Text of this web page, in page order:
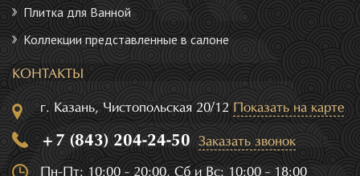
Плитка для Ванной
Коллекции представленные в салоне
КОНТАКТЫ
г. Казань, Чистопольская 20/12 Показать на карте
+7 (843) 204-24-50 Заказать звонок
Пн-Пт: 10:00 - 20:00, Сб и Вс: 10:00 - 18:00